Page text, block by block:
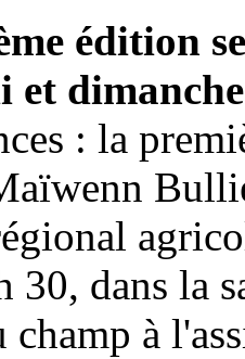
édition
et
: la
30, dans la
à